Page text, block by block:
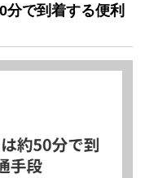
で到着する便利